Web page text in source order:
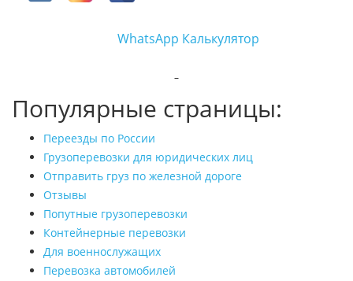
WhatsApp Калькулятор
Популярные страницы:
Переезды по России
Грузоперевозки для юридических лиц
Отправить груз по железной дороге
Отзывы
Попутные грузоперевозки
Контейнерные перевозки
Для военнослужащих
Перевозка автомобилей